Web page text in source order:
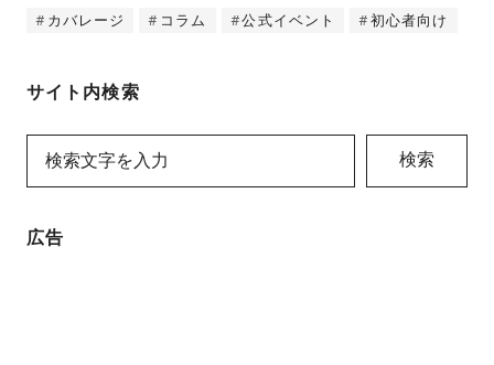
カバレージ コラム 公式イベント 初心者向け
サイト内検索
検索
広告